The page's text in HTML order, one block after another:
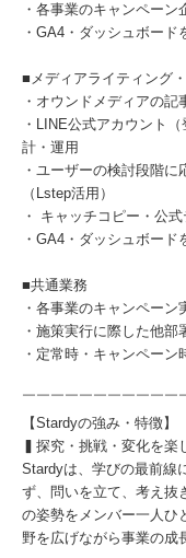
・各事業のキャンペー
・GA4・ダッシュボー
■メディアライティング
・オウンドメディアの
・LINE公式アカウント
計・運用
・ユーザーの検討段階
（Lstep活用）
・ キャッチコピー・公
・GA4・ダッシュボー
■共通業務
・各事業のキャンペー
・施策実行に際した他部
・定常時・キャンペー
￣￣￣￣￣￣￣￣￣￣￣
【Stardyの強み・特徴】
▍探究・挑戦・変化を楽
Stardyは、学びの最前線
ず、問いを立て、考え抜
の姿勢をメンバー一人ひ
野を広げながら事業の成